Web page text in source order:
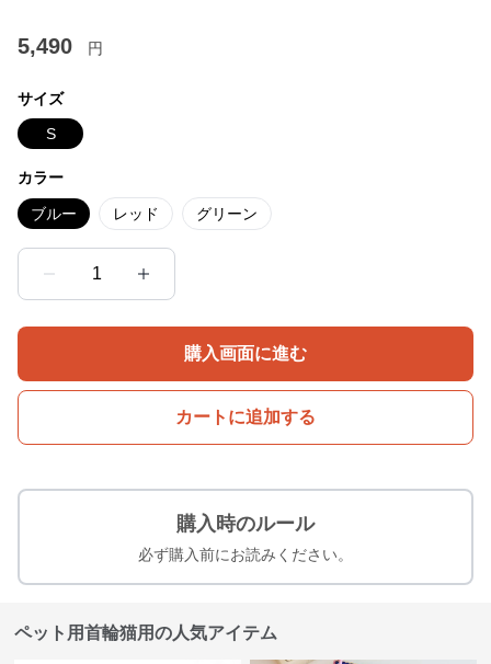
5,490 円
サイズ
S
カラー
ブルー レッド グリーン
1
購入画面に進む
カートに追加する
購入時のルール
必ず購入前にお読みください。
ペット用首輪猫用の人気アイテム